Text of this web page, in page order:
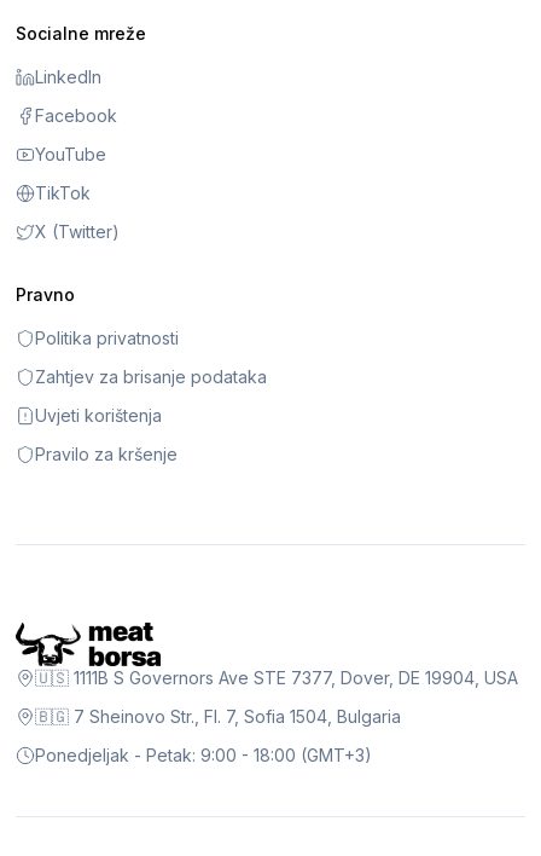
Socialne mreže
LinkedIn
Facebook
YouTube
TikTok
X (Twitter)
Pravno
Politika privatnosti
Zahtjev za brisanje podataka
Uvjeti korištenja
Pravilo za kršenje
🇺🇸 1111B S Governors Ave STE 7377, Dover, DE 19904, USA
🇧🇬 7 Sheinovo Str., Fl. 7, Sofia 1504, Bulgaria
Ponedjeljak - Petak: 9:00 - 18:00 (GMT+3)